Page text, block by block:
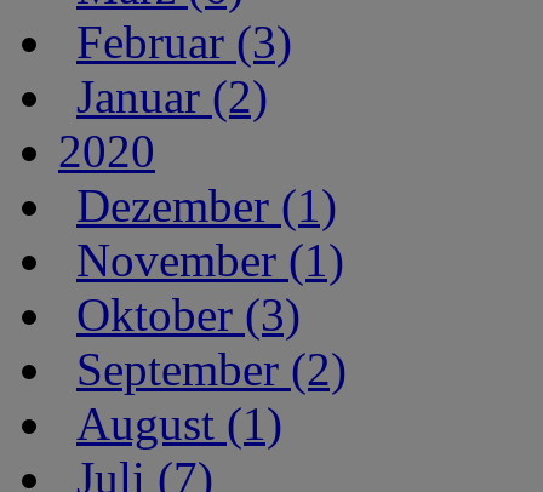
Februar (3)
Januar (2)
2020
Dezember (1)
November (1)
Oktober (3)
September (2)
August (1)
Juli (7)